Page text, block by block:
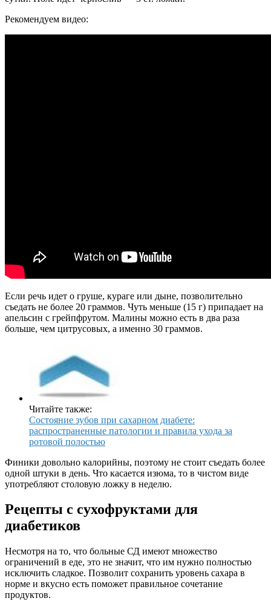
Рекомендуем видео:
Если речь идет о груше, кураге или дыне, позволительно
съедать не более 20 граммов. Чуть меньше (15 г) припадает на
апельсин с грейпфрутом. Малины можно есть в два раза
больше, чем цитрусовых, а именно 30 граммов.
Читайте также:
Состояние зубов при сахарном диабете:
распространенные патологии и правила ухода за
ротовой полостью
Финики довольно калорийны, поэтому не стоит съедать более
одной штуки в день. Что касается изюма, то в чистом виде
употребляют столовую ложку в неделю.
Рецепты с сухофруктами для
диабетиков
Несмотря на то, что больные СД имеют множество
ограничений в еде, это не значит, что им нужно полностью
исключить сладкое. Позволит сохранить уровень сахара в
норме и вкусно есть поможет правильное сочетание
продуктов.